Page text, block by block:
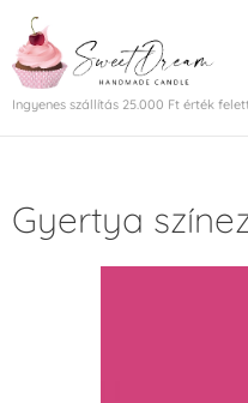
Ingyenes szállítás 25.000 Ft érték
Gyertya